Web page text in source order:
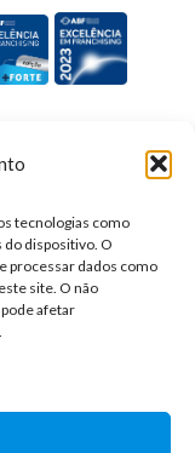
tecnologias como
dispositivo. O
processar dados como
site. O não
afetar
Premiações e honrarias: